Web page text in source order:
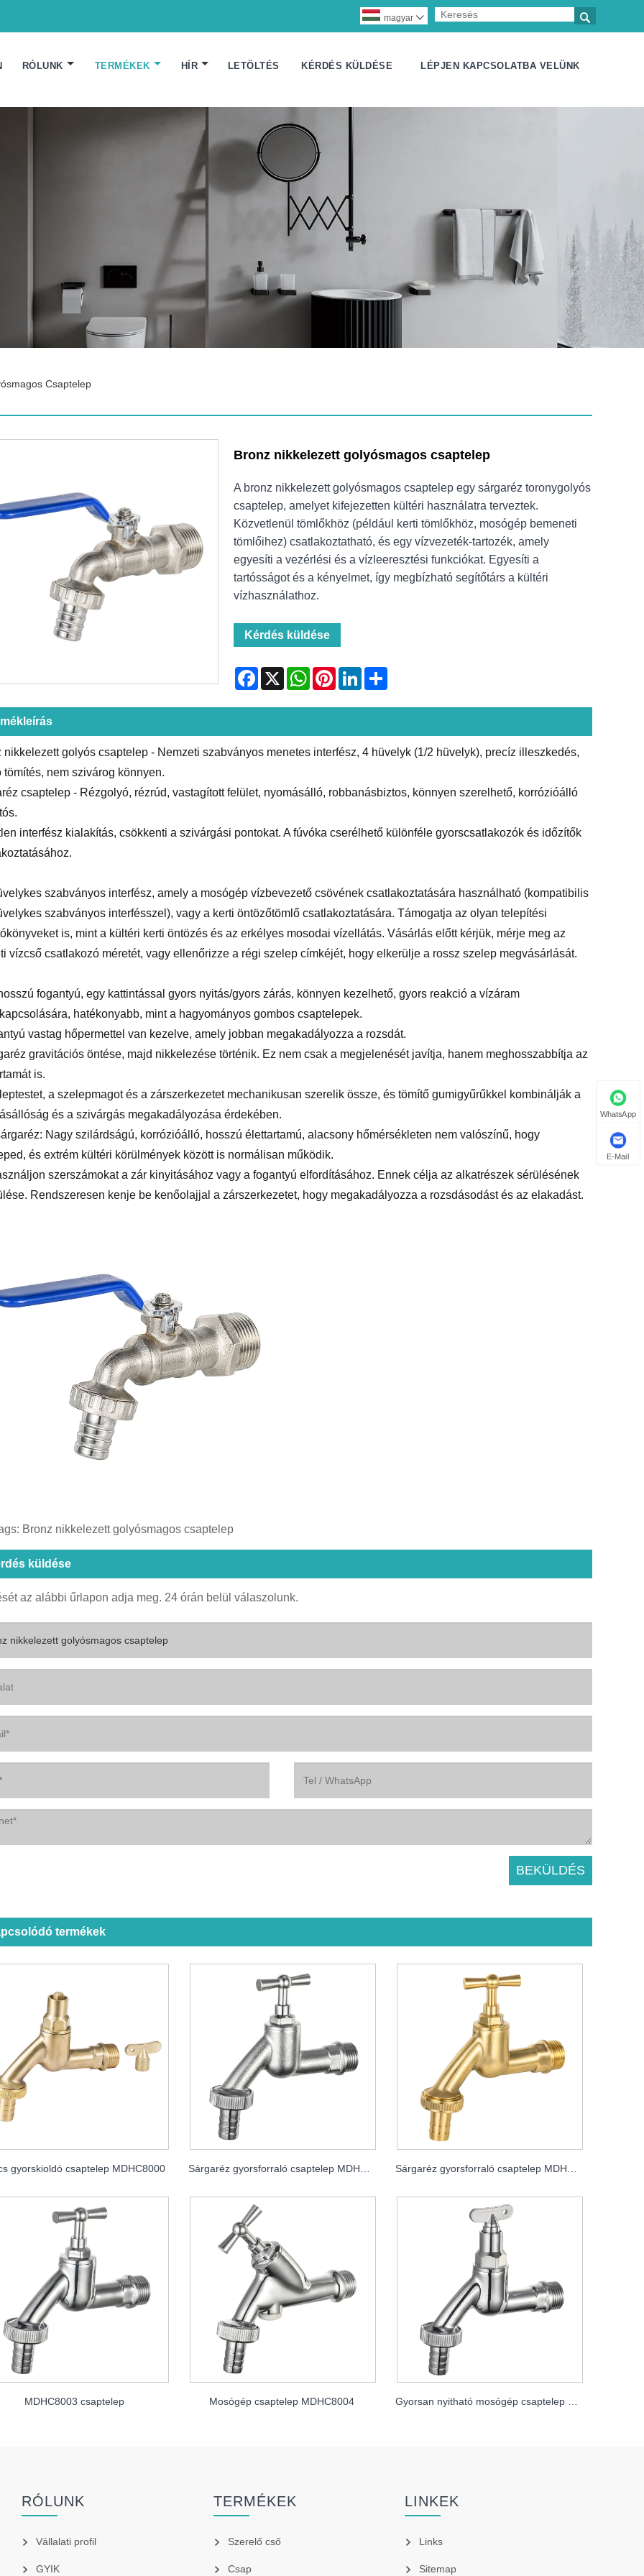

magyar 
RÓLUNK TERMÉKEK HÍR LETÖLTÉS KÉRDÉS KÜLDÉSE LÉPJEN KAPCSOLATBA VELÜNK
Csaptelep
Bronz nikkelezett golyósmagos csaptelep
A bronz nikkelezett golyósmagos csaptelep egy sárgaréz toronygolyós
csaptelep, amelyet kifejezetten kültéri használatra terveztek.
Közvetlenül tömlőkhöz (például kerti tömlőkhöz, mosógép bemeneti
tömlőihez) csatlakoztatható, és egy vízvezeték-tartozék, amely
egyesíti a vezérlési és a vízleeresztési funkciókat. Egyesíti a
tartósságot és a kényelmet, így megbízható segítőtárs a kültéri
vízhasználathoz.
Kérdés küldése
Facebook
X WhatsAppPinterestLinkedInShare
nikkelezett golyós csaptelep - Nemzeti szabványos menetes interfész, 4 hüvelyk (1/2 hüvelyk), precíz illeszkedés,
tömítés, nem szivárog könnyen.
csaptelep - Rézgolyó, rézrúd, vastagított felület, nyomásálló, robbanásbiztos, könnyen szerelhető, korrózióálló
interfész kialakítás, csökkenti a szivárgási pontokat. A fúvóka cserélhető különféle gyorscsatlakozók és időzítők
szabványos interfész, amely a mosógép vízbevezető csövének csatlakoztatására használható (kompatibilis
szabványos interfésszel), vagy a kerti öntözőtömlő csatlakoztatására. Támogatja az olyan telepítési
is, mint a kültéri kerti öntözés és az erkélyes mosodai vízellátás. Vásárlás előtt kérjük, mérje meg az
vízcső csatlakozó méretét, vagy ellenőrizze a régi szelep címkéjét, hogy elkerülje a rossz szelep megvásárlását.
fogantyú, egy kattintással gyors nyitás/gyors zárás, könnyen kezelhető, gyors reakció a vízáram
hatékonyabb, mint a hagyományos gombos csaptelepek.
vastag hőpermettel van kezelve, amely jobban megakadályozza a rozsdát.
gravitációs öntése, majd nikkelezése történik. Ez nem csak a megjelenését javítja, hanem meghosszabbítja az
is.
a szelepmagot és a zárszerkezetet mechanikusan szerelik össze, és tömítő gumigyűrűkkel kombinálják a
és a szivárgás megakadályozása érdekében.
Nagy szilárdságú, korrózióálló, hosszú élettartamú, alacsony hőmérsékleten nem valószínű, hogy
és extrém kültéri körülmények között is normálisan működik.
szerszámokat a zár kinyitásához vagy a fogantyú elfordításához. Ennek célja az alkatrészek sérülésének
Rendszeresen kenje be kenőolajjal a zárszerkezetet, hogy megakadályozza a rozsdásodást és az elakadást.
Bronz nikkelezett golyósmagos csaptelep
küldése
az alábbi űrlapon adja meg. 24 órán belül válaszolunk.
termékek
gyorskioldó csaptelep MDHC8000 Sárgaréz gyorsforraló csaptelep MDHC8001 Sárgaréz gyorsforraló csaptelep MDHC8002
MDHC8003 csaptelep Mosógép csaptelep MDHC8004 Gyorsan nyitható mosógép csaptelep Mdhc8005 kulccsal
WhatsApp
E-Mail
RÓLUNK
Vállalati profil
GYIK
TERMÉKEK
Szerelő cső
Csap
LINKEK
Links
Sitemap